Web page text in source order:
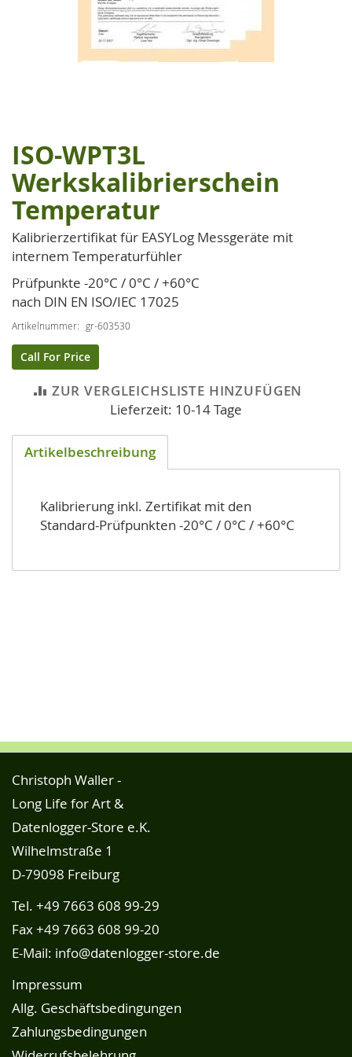
Zum
Anfang
der
Bildgalerie
springen
ISO-WPT3L
Werkskalibrierschein
Temperatur
Kalibrierzertifikat für EASYLog Messgeräte mit
internem Temperaturfühler
Prüfpunkte -20°C / 0°C / +60°C
nach DIN EN ISO/IEC 17025
Artikelnummer gr-603530
Call For Price
ZUR VERGLEICHSLISTE HINZUFÜGEN
Lieferzeit: 10-14 Tage
Artikelbeschreibung
Kalibrierung inkl. Zertifikat mit den
Standard-Prüfpunkten -20°C / 0°C / +60°C
Christoph Waller -
Long Life for Art &
Datenlogger-Store e.K.
Wilhelmstraße 1
D-79098 Freiburg
Tel. +49 7663 608 99-29
Fax +49 7663 608 99-20
E-Mail: info@datenlogger-store.de
Impressum
Allg. Geschäftsbedingungen
Zahlungsbedingungen